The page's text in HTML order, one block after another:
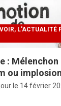
L'ACTUALITÉ
: Mélenchon
ou
le 14 février